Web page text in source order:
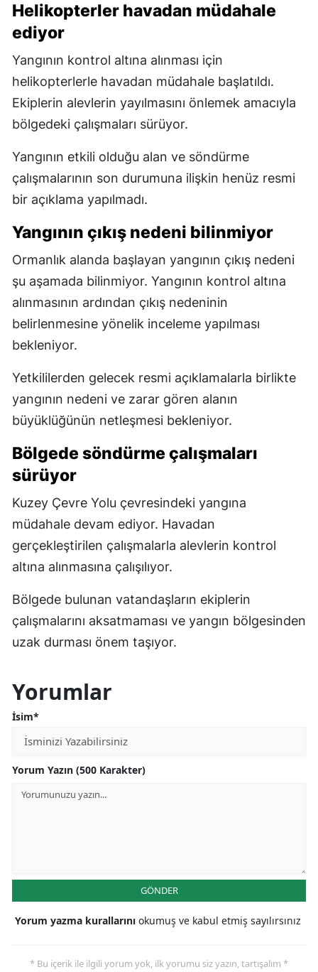
Helikopterler havadan müdahale
ediyor
Yangının kontrol altına alınması için
helikopterlerle havadan müdahale başlatıldı.
Ekiplerin alevlerin yayılmasını önlemek amacıyla
bölgedeki çalışmaları sürüyor.
Yangının etkili olduğu alan ve söndürme
çalışmalarının son durumuna ilişkin henüz resmi
bir açıklama yapılmadı.
Yangının çıkış nedeni bilinmiyor
Ormanlık alanda başlayan yangının çıkış nedeni
şu aşamada bilinmiyor. Yangının kontrol altına
alınmasının ardından çıkış nedeninin
belirlenmesine yönelik inceleme yapılması
bekleniyor.
Yetkililerden gelecek resmi açıklamalarla birlikte
yangının nedeni ve zarar gören alanın
büyüklüğünün netleşmesi bekleniyor.
Bölgede söndürme çalışmaları
sürüyor
Kuzey Çevre Yolu çevresindeki yangına
müdahale devam ediyor. Havadan
gerçekleştirilen çalışmalarla alevlerin kontrol
altına alınmasına çalışılıyor.
Bölgede bulunan vatandaşların ekiplerin
çalışmalarını aksatmaması ve yangın bölgesinden
uzak durması önem taşıyor.
Yorumlar
İsim*
Yorum Yazın (500 Karakter)
GÖNDER
Yorum yazma kurallarını okumuş ve kabul etmiş sayılırsınız
* Bu içerik ile ilgili yorum yok, ilk yorumu siz yazın, tartışalım *